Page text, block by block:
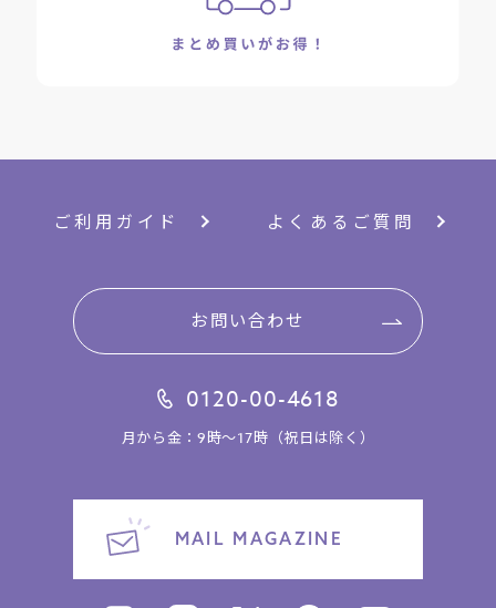
ご利用ガイド よくあるご質問
お問い合わせ
0120-00-4618
月から金：9時～17時（祝日は除く）
MAIL MAGAZINE